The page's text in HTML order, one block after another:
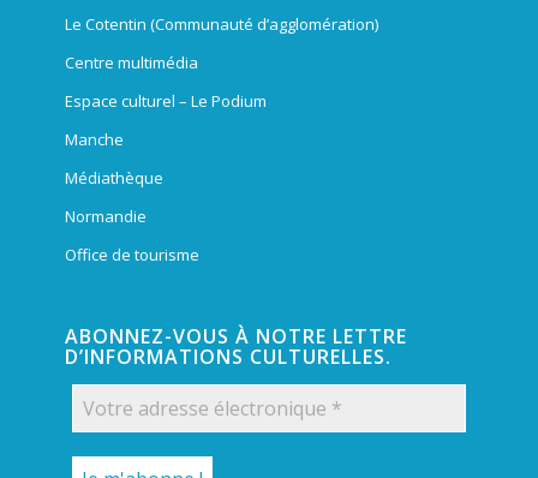
Le Cotentin (Communauté d’agglomération)
Centre multimédia
Espace culturel – Le Podium
Manche
Médiathèque
Normandie
Office de tourisme
ABONNEZ-VOUS À NOTRE LETTRE
D’INFORMATIONS CULTURELLES.